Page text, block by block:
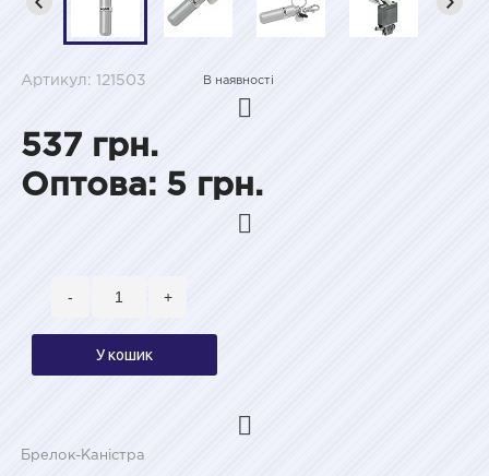
Артикул: 121503 В наявності
537 грн.
Оптова: 5 грн.
- +
У кошик
Брелок-Каністра